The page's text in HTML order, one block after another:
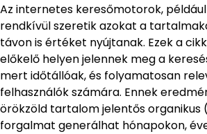
Az internetes keresőmotorok,
rendkívül szeretik azokat a
távon is értéket nyújtanak. Ezek a
előkelő helyen jelennek meg a
mert időtállóak, és folyamatosan
felhasználók számára. Ennek
örökzöld tartalom jelentős
forgalmat generálhat hónapokon,